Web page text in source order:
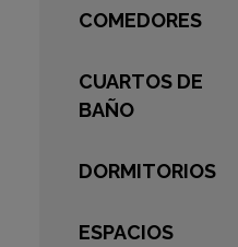
COMEDORES
CUARTOS DE
BAÑO
DORMITORIOS
ESPACIOS